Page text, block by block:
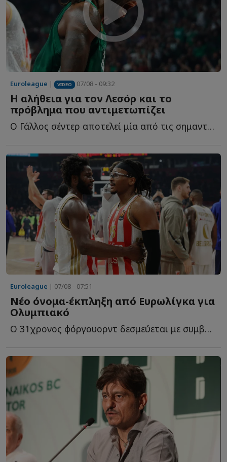
Euroleague | VIDEO 07/08 - 09:32
Η αλήθεια για τον Λεσόρ και το
πρόβλημα που αντιμετωπίζει
Ο Γάλλος σέντερ αποτελεί μία από τις σημαντικότερες μ...
Euroleague | 07/08 - 07:51
Νέο όνομα-έκπληξη από Ευρωλίγκα για
Ολυμπιακό
O 31χρονος φόργουορντ δεσμεύεται με συμβόλαιο για ακόμη έ...